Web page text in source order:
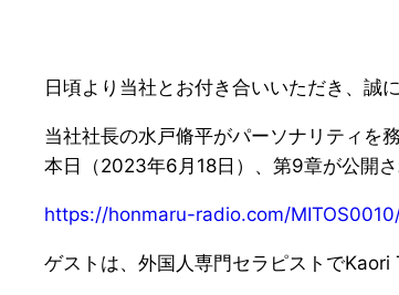
日頃より当社とお付き合いいただき、誠
当社社長の水戸脩平がパーソナリティを
本日（2023年6月18日）、第9章が公開さ
https://honmaru-radio.com/
ゲストは、外国人専門セラピストで